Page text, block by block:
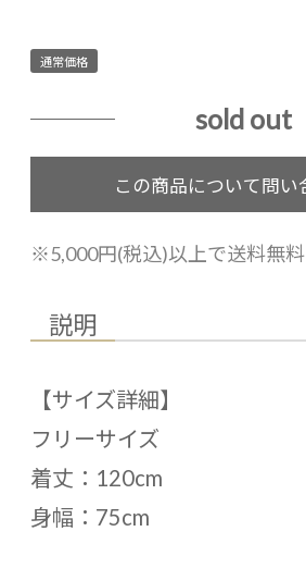
通常価格
sold out
※5,000円(税込)以上で送料無料
説明
【サイズ詳細】
フリーサイズ
着丈：120cm
身幅：75cm